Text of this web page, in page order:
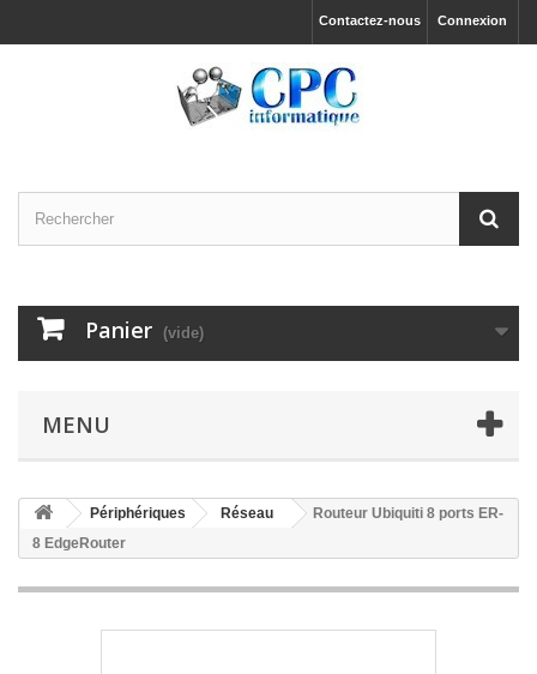
Connexion
Contactez-nous
Panier (vide)
MENU
Périphériques Réseau
Routeur Ubiquiti 8 ports ER-
8 EdgeRouter